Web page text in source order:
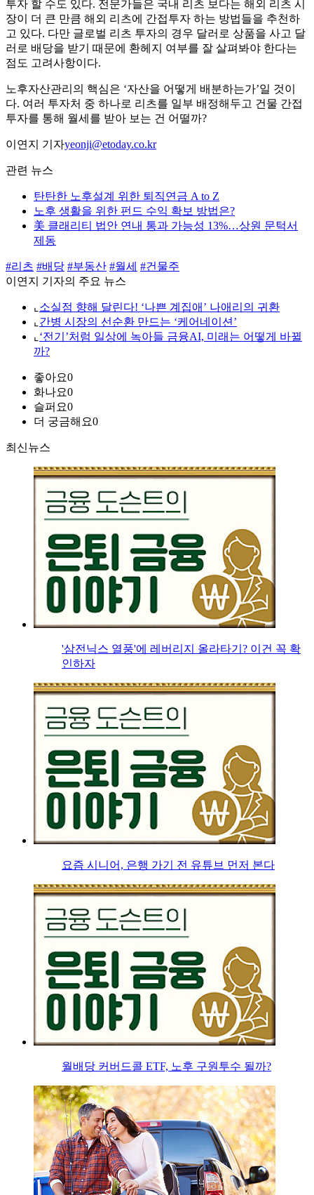
투자 할 수도 있다. 전문가들은 국내 리츠 보다는 해외 리츠 시
장이 더 큰 만큼 해외 리츠에 간접투자 하는 방법들을 추천하
고 있다. 다만 글로벌 리츠 투자의 경우 달러로 상품을 사고 달
러로 배당을 받기 때문에 환헤지 여부를 잘 살펴봐야 한다는
점도 고려사항이다.
노후자산관리의 핵심은 ‘자산을 어떻게 배분하는가’일 것이
다. 여러 투자처 중 하나로 리츠를 일부 배정해두고 건물 간접
투자를 통해 월세를 받아 보는 건 어떨까?
이연지 기자yeonji@etoday.co.kr
관련 뉴스
탄탄한 노후설계 위한 퇴직연금 A to Z
노후 생활을 위한 펀드 수익 확보 방법은?
美 클래리티 법안 연내 통과 가능성 13%…상원 문턱서
제동
#리츠 #배당 #부동산 #월세 #건물주
이연지 기자의 주요 뉴스
⌞ 소실점 향해 달린다! ‘나쁜 계집애’ 나애리의 귀환
⌞ 간병 시장의 선순환 만드는 ‘케어네이션’
⌞ ‘전기’처럼 일상에 녹아들 금융AI, 미래는 어떻게 바뀔
까?
좋아요0
화나요0
슬퍼요0
더 궁금해요0
최신뉴스
'삼전닉스 열풍'에 레버리지 올라타기? 이건 꼭 확
인하자
요즘 시니어, 은행 가기 전 유튜브 먼저 본다
월배당 커버드콜 ETF, 노후 구원투수 될까?